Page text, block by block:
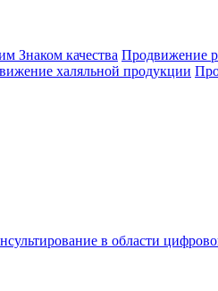
Знаком качества Продвижение
халяльной продукции
в области